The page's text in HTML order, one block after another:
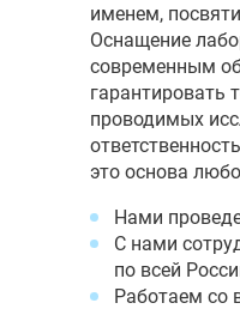
именем,
Оснащение
современным
гарантировать
проводимых
это основа
Нами
С нами
по всей
Работаем со